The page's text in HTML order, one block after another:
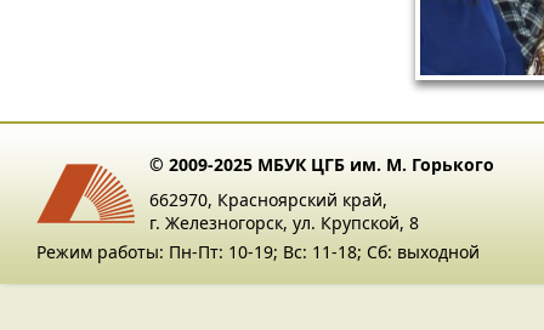
© 2009-2025 МБУК ЦГБ им. М. Горького
662970, Красноярский край,
г. Железногорск, ул. Крупской, 8
Режим работы: Пн-Пт: 10-19; Вс: 11-18; Сб: выходной